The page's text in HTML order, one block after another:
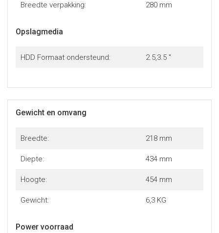
Breedte verpakking: 280 mm
Opslagmedia
HDD Formaat ondersteund: 2.5,3.5 "
Gewicht en omvang
Breedte: 218 mm
Diepte: 434 mm
Hoogte: 454 mm
Gewicht: 6,3 KG
Power voorraad